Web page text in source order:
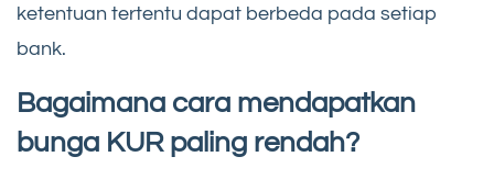
ketentuan tertentu dapat berbeda pada setiap
bank.
Bagaimana cara mendapatkan
bunga KUR paling rendah?